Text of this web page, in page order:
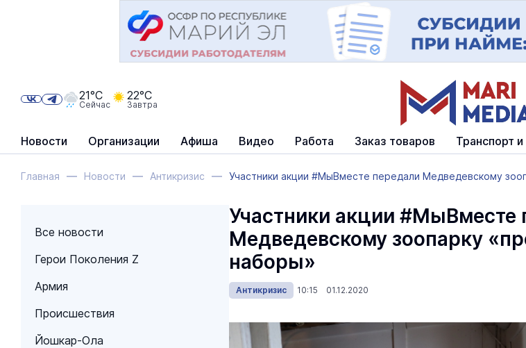
Новости Организации Афиша Видео Работа Заказ товаров Транспорт
21°C
Сейчас
22°C
Завтра
Главная Новости Антикризис Участники акции #МыВместе передали Медведевскому
Все новости
Герои Поколения Z
Армия
Происшествия
Йошкар-Ола
Участники акции #МыВместе
Медведевскому зоопарку
наборы»
Антикризис 10:15 01.12.2020